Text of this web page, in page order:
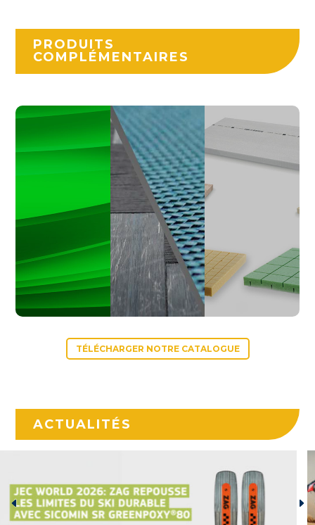
PRODUITS
COMPLÉMENTAIRES
TÉLÉCHARGER NOTRE CATALOGUE
ACTUALITÉS